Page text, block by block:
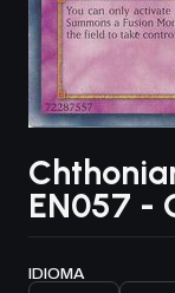
EN057 -
IDIOMA